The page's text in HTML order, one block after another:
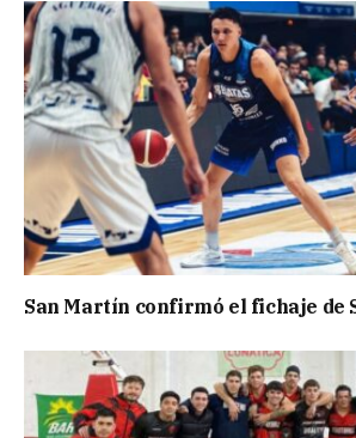
San Martín confirmó el fichaje de